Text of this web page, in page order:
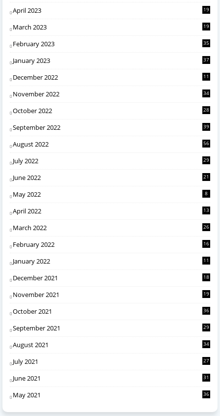
April 2023 19
March 2023 19
February 2023 35
January 2023 37
December 2022 11
November 2022 34
October 2022 28
September 2022 39
August 2022 56
July 2022 29
June 2022 21
May 2022 8
April 2022 13
March 2022 26
February 2022 16
January 2022 11
December 2021 18
November 2021 19
October 2021 36
September 2021 29
August 2021 34
July 2021 27
June 2021 31
May 2021 36